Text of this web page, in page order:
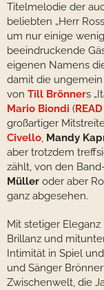
Titelmelodie der
beliebten „Herr
um nur einige
beeindruckende
eigenen Namens
damit die
von Till Brönners
Mario Biondi (
großartiger
Civello, Mandy
aber trotzdem
zählt, von den
Müller oder aber
ganz abgesehen.
Mit stetiger
Brillanz und
Intimität in Spiel
und Sänger
Zwischenwelt, die